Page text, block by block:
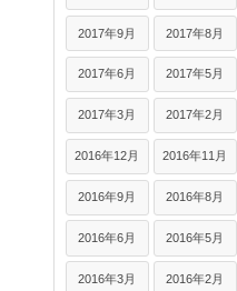
2017年9月 2017年8月
2017年6月 2017年5月
2017年3月 2017年2月
2016年12月 2016年11月
2016年9月 2016年8月
2016年6月 2016年5月
2016年3月 2016年2月